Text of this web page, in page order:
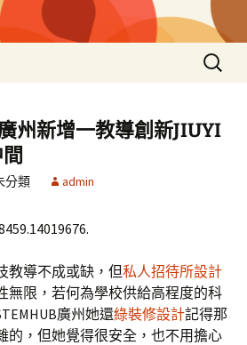
搜
尋
字:
州新增一教導創新JIUYI
分類 admin
教導不成或缺，但私人招待所設計
無限，若何為學校供給高程度的科
廣州她還綠裝修設計記得那
的，但她覺得很安全，也不用擔心